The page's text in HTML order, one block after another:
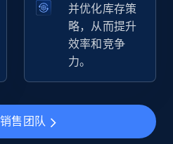
Currency, Initial
percent, and more.
立即开始
并优化库存策
略，从而提升
效率和竞争
力。
售团队